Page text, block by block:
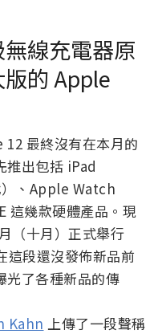
線充電器原
的 Apple
最終沒有在本月的
推出包括 iPad
、Apple Watch
這幾款硬體產品。現
（十月）正式舉行
這段還沒發佈新品前
光了各種新品的傳
Kahn 上傳了一段聲稱